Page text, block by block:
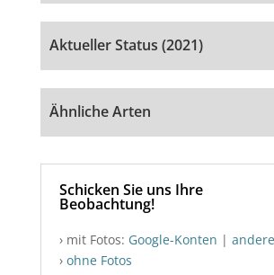
Aktueller Status (2021)
Ähnliche Arten
Schicken Sie uns Ihre
Beobachtung!
› mit Fotos: Google-Konten |
› ohne Fotos